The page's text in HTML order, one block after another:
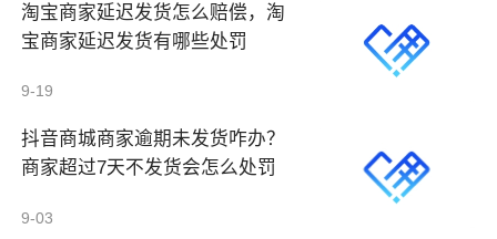
淘宝商家延迟发货怎么赔偿，淘
宝商家延迟发货有哪些处罚
9-19
抖音商城商家逾期未发货咋办？
商家超过7天不发货会怎么处罚
9-03